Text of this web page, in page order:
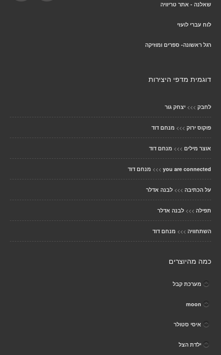
שאלנה - אתר טריוויה
לוח עברי לועזי
רגל ראשונה- ספרים ומוזיקה
דוגמית מדפי היצירות
לחבק >>> יצחק גור
פוקוס ירוק >>> מנחם דוד
אוצר מילים >>> מנחם דוד
you are connected
>>> מנחם דוד
על הכתיבה >>> לבנה אדלר
תפילה >>> לבנה אדלר
השתחוויה >>> מנחם דוד
כמה מהיוצרים
מערכת קבל
moon
איסי סטולר
ילדת הצל